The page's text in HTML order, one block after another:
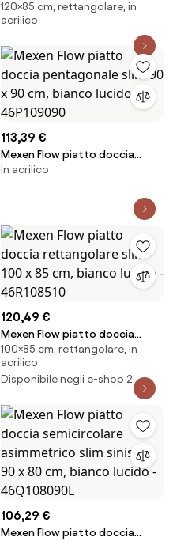
rettangolare slim 120 x 85 cm,
bianco lucido - 46R108512
120×85 cm, rettangolare, in
acrilico
113,39 €
Mexen Flow piatto doccia
pentagonale slim 90 x 90 cm,
In acrilico
120,49 €
Mexen Flow piatto doccia
rettangolare slim 100 x 85 cm,
bianco lucido - 46R108510
100×85 cm, rettangolare, in
acrilico
Disponibile negli e-shop 2
106,29 €
Mexen Flow piatto doccia